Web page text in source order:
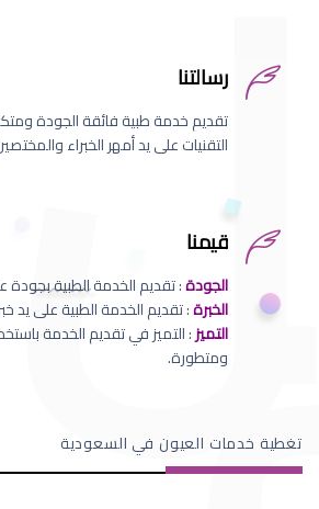
رسالتنا
تقديم خدمة طبية فائقة الجودة
التقنيات على يد أمهر الخبراء
قيمنا
الجودة: تقديم الخدمة الطبية بجودة
الخبرة: تقديم الخدمة الطبية على يد
التميز: التميز في تقديم الخدمة
ومتطورة.
تغطية خدمات العيون في السعودية